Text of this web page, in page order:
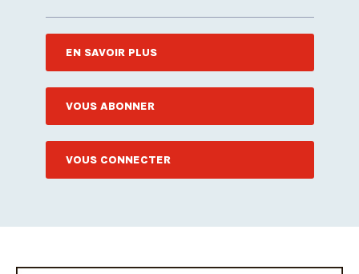
EN SAVOIR PLUS
VOUS ABONNER
VOUS CONNECTER